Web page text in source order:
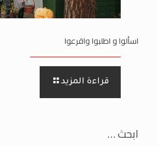
اسألوا و اطلبوا واقرعوا
قراءة المزيد
ابحث …